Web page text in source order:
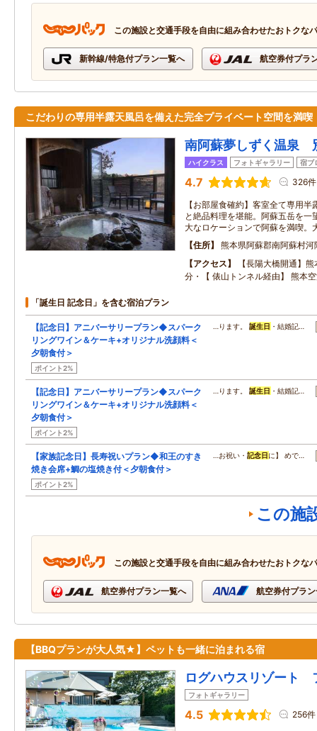
この施設と交通手段を自由に組み合わせたおトクな
新幹線/特急付プラン一覧へ 航空券付プラ
こだわりの専用半露天風呂を備えた完全プライベート空間を満喫
南阿蘇夢しずく温泉
ハイクラス フォトギャラリー 宿ブ
4.7 326件
【お部屋食確約】客室全て専用
と絶品料理を堪能。阿蘇五岳を一
大なロケーションで阿蘇を満喫。
住所
熊本県阿蘇郡南阿蘇村
アクセス
【長陽大橋開通】
分・【 俵山トンネル経由】 熊本
「誕生日 記念日」を含む宿泊プラン
【記念日】アニバーサリープラン◆スパーク
リングワイン＆ケーキ+オリジナル洗顔料＜
夕朝食付＞
ポイント2%
…ります。誕生日 ・結婚記…
【記念日】アニバーサリープラン◆スパーク
リングワイン＆ケーキ+オリジナル洗顔料＜
夕朝食付＞
ポイント2%
…ります。誕生日 ・結婚記…
【家族記念日】長寿祝いプラン◆和王のすき
焼き会席+鯛の塩焼き付＜夕朝食付＞
ポイント2%
…お祝い・記念日 に】 めで…
この施
この施設と交通手段を自由に組み合わせたおトクな
航空券付プラン一覧へ 航空券付プラ
【BBQプランが大人気★】ペットも一緒に泊まれる宿
ログハウスリゾート
フォトギャラリー
4.5 256件